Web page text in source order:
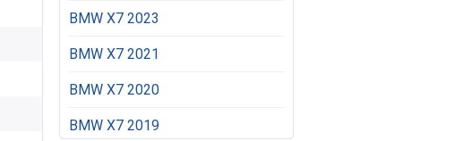
BMW X7 2023
BMW X7 2021
BMW X7 2020
BMW X7 2019